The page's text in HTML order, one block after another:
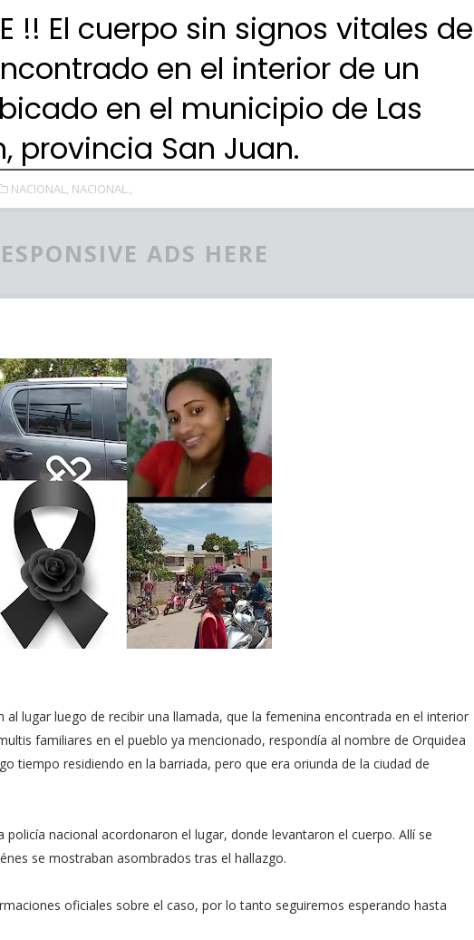
!! El cuerpo sin signos vitales de
en el interior de un
en el municipio de Las
provincia San Juan.
NACIONAL, NACIONAL.,
ADS HERE
al lugar luego de recibir una llamada, que la femenina encontrada en el interior
familiares en el pueblo ya mencionado, respondía al nombre de Orquidea
tiempo residiendo en la barriada, pero que era oriunda de la ciudad de
nacional acordonaron el lugar, donde levantaron el cuerpo. Allí se
se mostraban asombrados tras el hallazgo.
oficiales sobre el caso, por lo tanto seguiremos esperando hasta